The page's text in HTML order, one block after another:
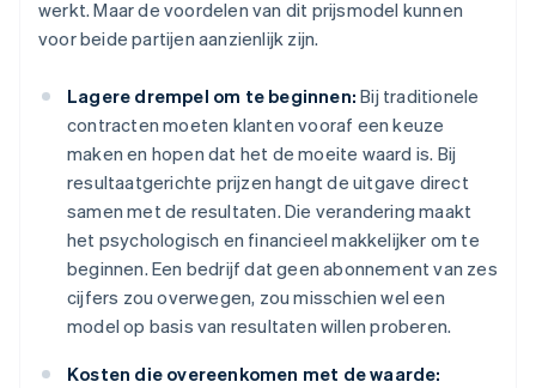
werkt. Maar de voordelen van dit prijsmodel kunnen
voor beide partijen aanzienlijk zijn.
Lagere drempel om te beginnen: Bij traditionele
contracten moeten klanten vooraf een keuze
maken en hopen dat het de moeite waard is. Bij
resultaatgerichte prijzen hangt de uitgave direct
samen met de resultaten. Die verandering maakt
het psychologisch en financieel makkelijker om te
beginnen. Een bedrijf dat geen abonnement van zes
cijfers zou overwegen, zou misschien wel een
model op basis van resultaten willen proberen.
Kosten die overeenkomen met de waarde: